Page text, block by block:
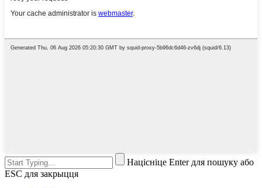
Націсніце Enter для пошуку або
ESC для закрыцця